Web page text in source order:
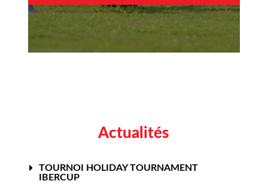
Actualités
TOURNOI HOLIDAY TOURNAMENT
IBERCUP